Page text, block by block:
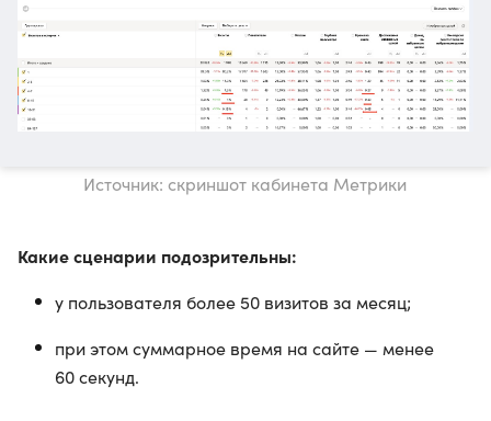
Источник: скриншот кабинета Метрики
Какие сценарии подозрительны:
у пользователя более 50 визитов за месяц;
при этом суммарное время на сайте — менее
60 секунд.